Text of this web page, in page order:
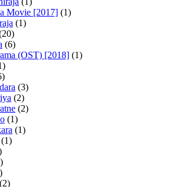
Movie [2017] (1)
(1)
(6)
(OST) [2018] (1)
(3)
(2)
(2)
(1)
(1)
(1)
(2)